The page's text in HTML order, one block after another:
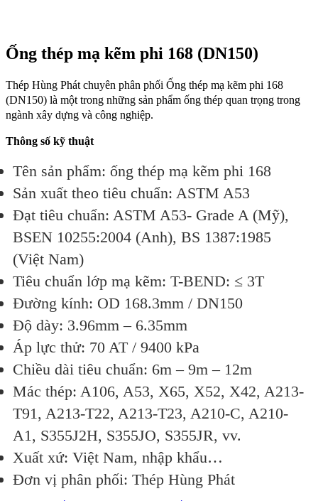
Ống thép mạ kẽm phi 168 (DN150)
Thép Hùng Phát chuyên phân phối Ống thép mạ kẽm phi 168
(DN150) là một trong những sản phẩm ống thép quan trọng trong
ngành xây dựng và công nghiệp.
Thông số kỹ thuật
Tên sản phẩm: ống thép mạ kẽm phi 168
Sản xuất theo tiêu chuẩn: ASTM A53
Đạt tiêu chuẩn: ASTM A53- Grade A (Mỹ),
BSEN 10255:2004 (Anh), BS 1387:1985
(Việt Nam)
Tiêu chuẩn lớp mạ kẽm: T-BEND: ≤ 3T
Đường kính: OD 168.3mm / DN150
Độ dày: 3.96mm – 6.35mm
Áp lực thử: 70 AT / 9400 kPa
Chiều dài tiêu chuẩn: 6m – 9m – 12m
Mác thép: A106, A53, X65, X52, X42, A213-
T91, A213-T22, A213-T23, A210-C, A210-
A1, S355J2H, S355JO, S355JR, vv.
Xuất xứ: Việt Nam, nhập khẩu…
Đơn vị phân phối: Thép Hùng Phát